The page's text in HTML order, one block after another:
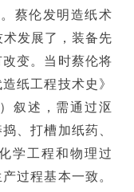
蔡伦发明造纸术
发展了，装备先
变。当时蔡伦将
纸工程技术史》
叙述，需通过沤
、打槽加纸药、
学工程和物理过
过程基本一致。